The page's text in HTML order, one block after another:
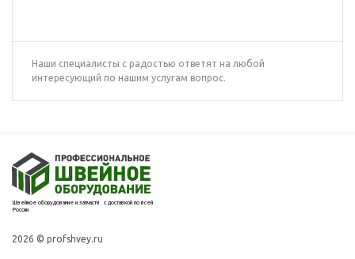
Наши специалисты с радостью ответят на любой
интересующий по нашим услугам вопрос.
Швейное оборудование и запчасти с доставкой по всей
России
2026 © profshvey.ru